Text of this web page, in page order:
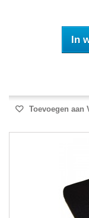
In
Toevoegen aan